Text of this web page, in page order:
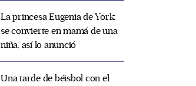
La princesa Eugenia de York
se convierte en mamá de una
niña, así lo anunció
Una tarde de béisbol con el